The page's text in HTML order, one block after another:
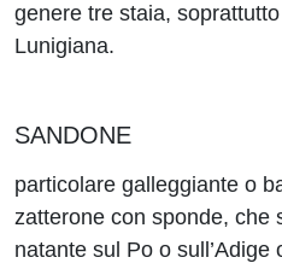
genere tre staia,
Lunigiana.
SANDONE
particolare galleggiante o
zatterone con sponde, che
natante sul Po o sull’Adige